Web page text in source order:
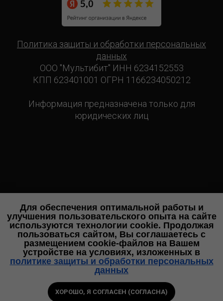
Позвоните
Спросите
Для обеспечения оптимальной работы и
улучшения пользовательского опыта на сайте
используются технологии cookie. Продолжая
пользоваться сайтом, Вы соглашаетесь с
размещением cookie-файлов на Вашем
устройстве на условиях, изложенных в
политике защиты и обработки персональных
данных
ХОРОШО, Я СОГЛАСЕН (СОГЛАСНА)
Политика защиты и обработки персональных
данных
ООО "Мультибит" ИНН 6234152553
КПП 623401001 ОГРН 1166234050212
Информация предназначена только для
юридических лиц